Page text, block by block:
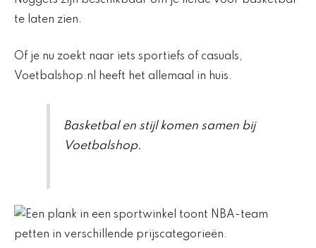
te laten zien.
Of je nu zoekt naar iets sportiefs of casuals,
Voetbalshop.nl heeft het allemaal in huis.
Basketbal en stijl komen samen bij
Voetbalshop.